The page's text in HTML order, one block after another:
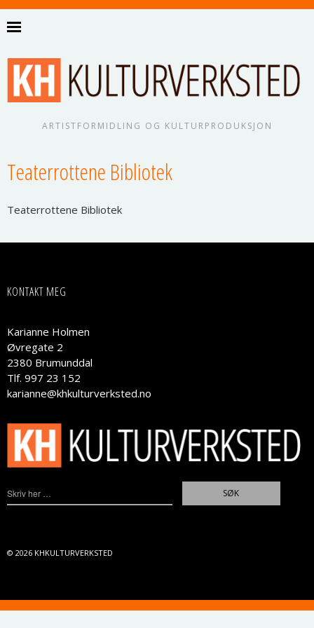
ARTISTFORMIDLING OG KULTURPRODUKSJON
Teaterrottene Bibliotek
Tea­ter­rot­te­ne Bibliotek
KONTAKT MEG
Karianne Holmen
Øvregate 2
2380 Brumunddal
Tlf. 997 23 152
karianne@khkulturverksted.no
© 2026 KHKULTURVERKSTED